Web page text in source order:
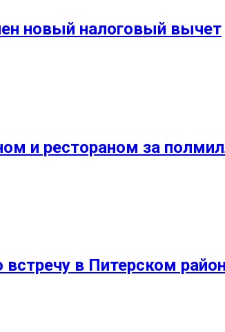
новый налоговый вычет
и рестораном за
в Питерском